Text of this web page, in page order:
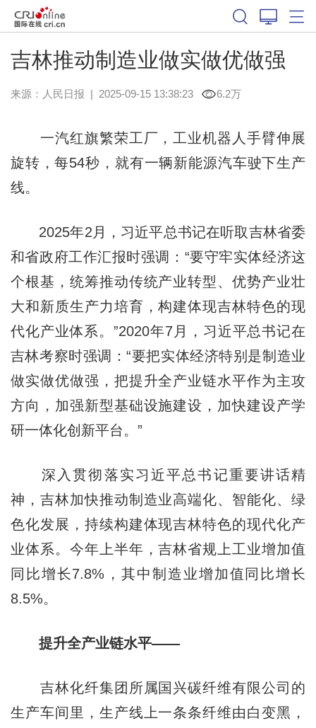
吉林推动制造业做实做优做强
来源： 人民日报 | 2025-09-15 13:38:23 6.2万
一汽红旗繁荣工厂，工业机器人手臂伸展
旋转，每54秒，就有一辆新能源汽车驶下生产
线。
2025年2月，习近平总书记在听取吉林省委
和省政府工作汇报时强调：“要守牢实体经济这
个根基，统筹推动传统产业转型、优势产业壮
大和新质生产力培育，构建体现吉林特色的现
代化产业体系。”2020年7月，习近平总书记在
吉林考察时强调：“要把实体经济特别是制造业
做实做优做强，把提升全产业链水平作为主攻
方向，加强新型基础设施建设，加快建设产学
研一体化创新平台。”
深入贯彻落实习近平总书记重要讲话精
神，吉林加快推动制造业高端化、智能化、绿
色化发展，持续构建体现吉林特色的现代化产
业体系。今年上半年，吉林省规上工业增加值
同比增长7.8%，其中制造业增加值同比增长
8.5%。
提升全产业链水平——
吉林化纤集团所属国兴碳纤维有限公司的
生产车间里，生产线上一条条纤维由白变黑，